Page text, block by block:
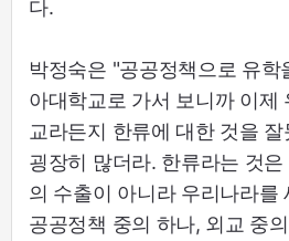
다.
박정숙은 "공공정책으로 유학
아대학교로 가서 보니까 이제
교라든지 한류에 대한 것을
굉장히 많더라. 한류라는 것
의 수출이 아니라 우리나라를
공공정책 중의 하나, 외교 중